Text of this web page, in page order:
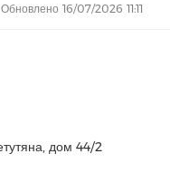
Обновлено 16/07/2026 11:11
дом 44/2